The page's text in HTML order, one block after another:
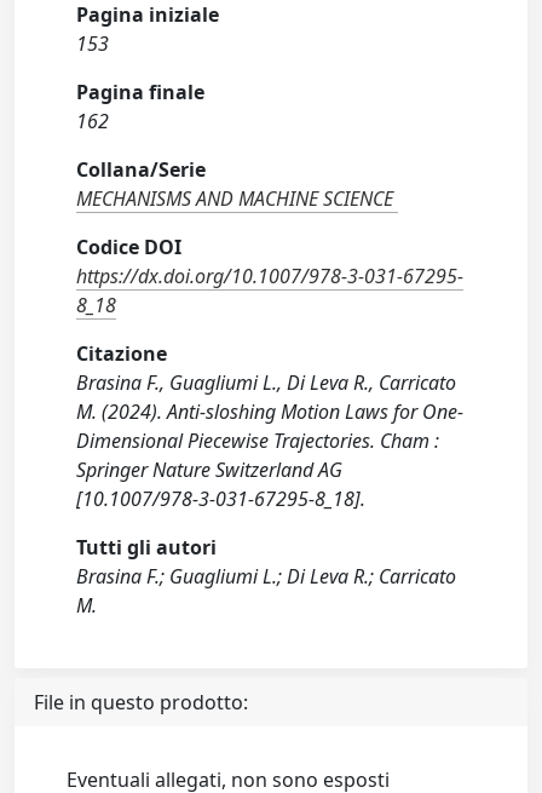
Pagina iniziale
153
Pagina finale
162
Collana/Serie
MECHANISMS AND MACHINE SCIENCE
Codice DOI
https://dx.doi.org/10.1007/978-3-031-67295-
8_18
Citazione
Brasina F., Guagliumi L., Di Leva R., Carricato
M. (2024). Anti-sloshing Motion Laws for One-
Dimensional Piecewise Trajectories. Cham :
Springer Nature Switzerland AG
[10.1007/978-3-031-67295-8_18].
Tutti gli autori
Brasina F.; Guagliumi L.; Di Leva R.; Carricato
M.
File in questo prodotto:
Eventuali allegati, non sono esposti